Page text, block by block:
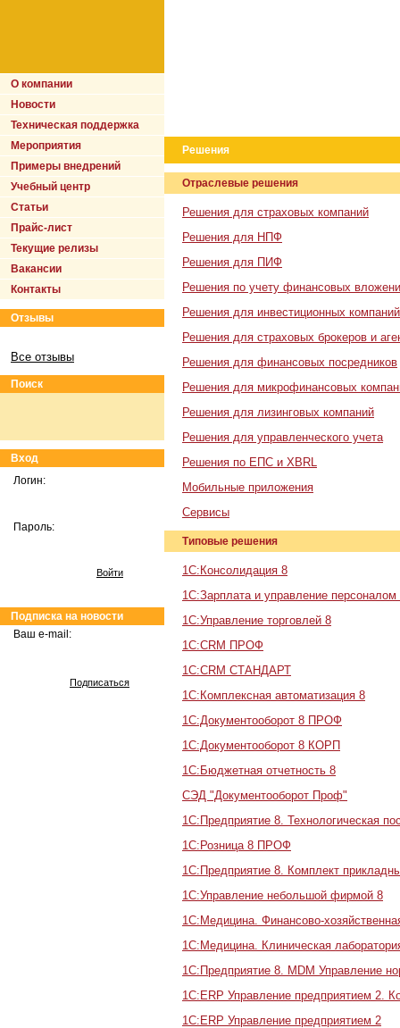
О компании
Новости
Техническая поддержка
Мероприятия
Примеры внедрений
Учебный центр
Статьи
Прайс-лист
Текущие релизы
Вакансии
Контакты
Отзывы
Все отзывы
Поиск
Вход
Логин:
Пароль:
Войти
Подписка на новости
Ваш e-mail:
Подписаться
Решения
Отраслевые решения
Решения для страховых компаний
Решения для НПФ
Решения для ПИФ
Решения по учету финансовых
Решения для инвестиционных компаний
Решения для страховых брокеров и
Решения для финансовых посредников
Решения для микрофинансовых
Решения для лизинговых компаний
Решения для управленческого учета
Решения по ЕПС и XBRL
Мобильные приложения
Сервисы
Типовые решения
1С:Консолидация 8
1С:Зарплата и управление персоналом
1С:Управление торговлей 8
1С:CRM ПРОФ
1С:CRM СТАНДАРТ
1С:Комплексная автоматизация 8
1С:Документооборот 8 ПРОФ
1С:Документооборот 8 КОРП
1С:Бюджетная отчетность 8
СЭД "Документооборот Проф"
1С:Предприятие 8. Технологическая
1С:Розница 8 ПРОФ
1С:Предприятие 8. Комплект
1С:Управление небольшой фирмой 8
1С:Медицина. Финансово-
1С:Медицина. Клиническая
1С:Предприятие 8. MDM Управление
1С:ERP Управление предприятием 2.
1С:ERP Управление предприятием 2